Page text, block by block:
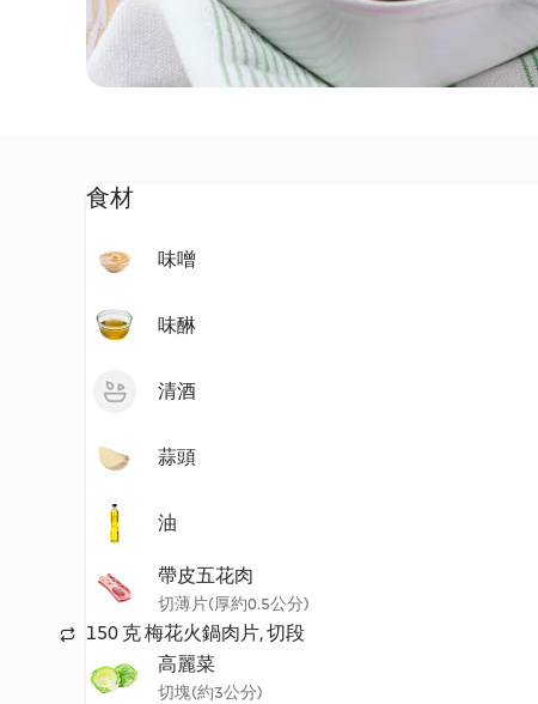
食材
味噌
味醂
清酒
蒜頭
油
帶皮五花肉
切薄片(厚約0.5公分)
150 克 梅花火鍋肉片, 切段
高麗菜
切塊(約3公分)